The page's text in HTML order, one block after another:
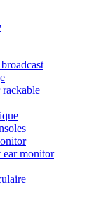
ear monitor